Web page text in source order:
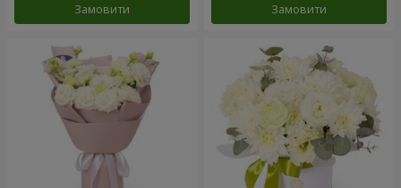
Замовити Замовити